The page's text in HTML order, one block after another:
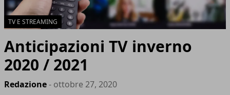
TV E STREAMING
Anticipazioni TV inverno
2020 / 2021
Redazione- ottobre 27, 2020